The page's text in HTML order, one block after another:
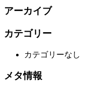
ビ
ー
ョ
アーカイブ
カテゴリー
カテゴリーなし
メタ情報